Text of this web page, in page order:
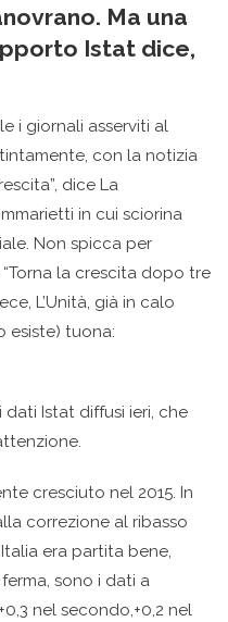
Ma una
Istat dice,
i giornali asserviti al
con la notizia
dice La
in cui sciorina
Non spicca per
la crescita dopo tre
L’Unità, già in calo
esiste) tuona:
Istat diffusi ieri, che
cresciuto nel 2015. In
correzione al ribasso
era partita bene,
sono i dati a
nel secondo,+0,2 nel